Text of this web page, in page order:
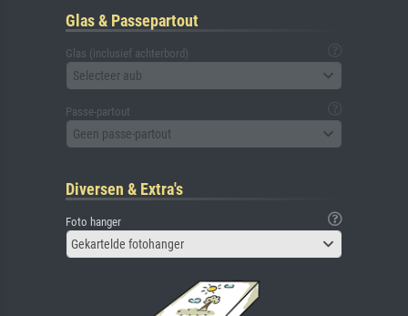
Glas & Passepartout
Glas (inclusief achterbord)
Selecteer aub
Passe-partout
Geen passe-partout
Diversen & Extra's
Foto hanger
Gekartelde fotohanger